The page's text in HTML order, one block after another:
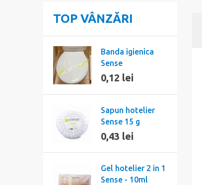
TOP VÂNZĂRI
Banda igienica
Sense
0,12 lei
Sapun hotelier
Sense 15 g
0,43 lei
Gel hotelier 2 in 1
Sense - 10ml